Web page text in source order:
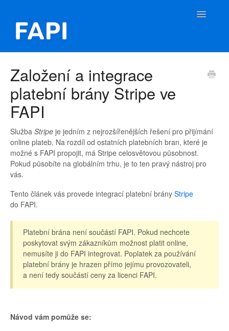
Toggle
Kontakt
Založení a integrace
platební brány Stripe ve
FAPI
Služba Stripe je jedním z nejrozšířenějších řešení pro přijímání
online plateb. Na rozdíl od ostatních platebních bran, které je
možné s FAPI propojit, má Stripe celosvětovou působnost.
Pokud působíte na globálním trhu, je to ten pravý nástroj pro
vás.
Tento článek vás provede integrací platební brány Stripe
do FAPI.
Platební brána není součástí FAPI. Pokud nechcete
poskytovat svým zákazníkům možnost platit online,
nemusíte ji do FAPI integrovat. Poplatek za používání
platební brány je hrazen přímo jejímu provozovateli,
a není tedy součástí ceny za licenci FAPI.
Návod vám pomůže se: